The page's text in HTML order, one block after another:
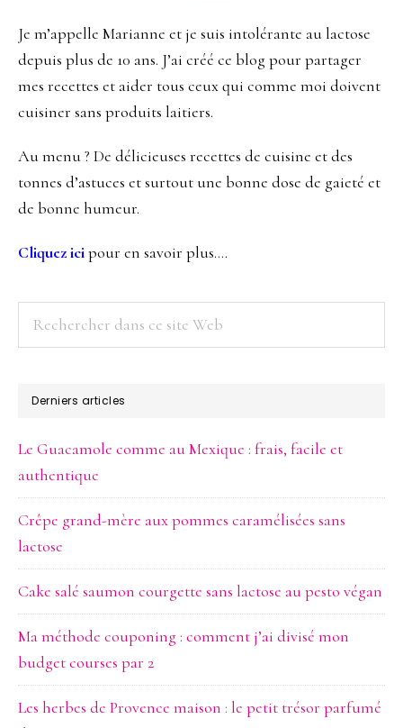
Je m’appelle Marianne et je suis intolérante au lactose
depuis plus de 10 ans. J’ai créé ce blog pour partager
mes recettes et aider tous ceux qui comme moi doivent
cuisiner sans produits laitiers.
Au menu ? De délicieuses recettes de cuisine et des
tonnes d’astuces et surtout une bonne dose de gaieté et
de bonne humeur.
Cliquez icipour en savoir plus….
Rechercher
siteDerniers articles
Le Guacamole comme au Mexique : frais, facile et
authentique
Crêpe grand-mère aux pommes caramélisées sans
lactose
Cake salé saumon courgette sans lactose au pesto végan
Ma méthode couponing : comment j’ai divisé mon
budget courses par 2
Les herbes de Provence maison : le petit trésor parfumé